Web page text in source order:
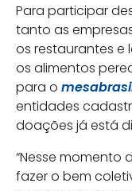
Para participar
tanto as
os restaurantes e
os alimentos
para o
entidades
doações já está
“Nesse momento
fazer o bem